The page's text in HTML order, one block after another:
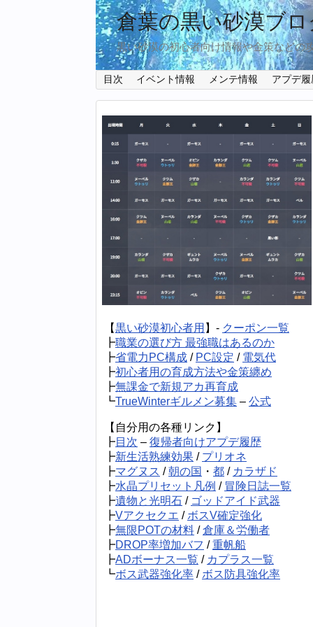
倉葉の黒い砂漠ブロ
黒い砂漠の初心者向け情報や金策などの
目次 イベント情報 メンテ情報 アプデ履
【黒い砂漠初心者用 】- クーポン一覧
┣職業の選び方 最強職はあるのか
┣省電力PC構成 / PC設定 / 電気代
┣初心者用の育成方法や金策纏め
┣無課金で新規アカ再育成
┗TrueWinterギルメン募集 – 公式
【自分用の各種リンク】
┣目次 – 復帰者向けアプデ履歴
┣新生活熟練効果 / プリオネ
┣マグヌス /朝の国 ・ 都 / カラザド
┣水晶プリセット凡例 / 冒険日誌一覧
┣遺物と光明石 / ゴッドアイド武器
┣Vアクセクエ / ボスV確定強化
┣無限POTの材料 /倉庫＆労働者
┣DROP率増加バフ /重帆船
┣ADボーナス一覧 / カプラス一覧
┗ボス武器強化率 / ボス防具強化率